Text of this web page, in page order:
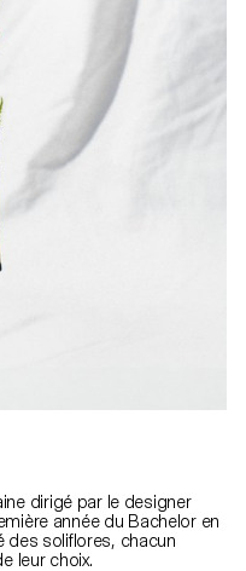
dirigé par le designer
année du Bachelor en
des soliflores, chacun
leur choix.